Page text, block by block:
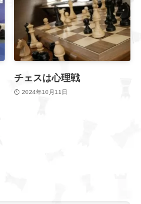
チェスは心理戦
2024年10月11日